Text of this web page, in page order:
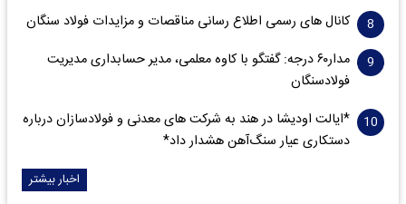
کانال های رسمی اطلاع رسانی مناقصات و مزایدات فولاد سنگان
مدار‌۶٠ درجه: گفتگو با کاوه معلمی، مدیر حسابداری مدیریت
فولادسنگان
*ایالت اودیشا در هند به شرکت های معدنی و فولادسازان درباره
دستکاری عیار سنگ‌آهن هشدار داد*
اخبار بیشتر